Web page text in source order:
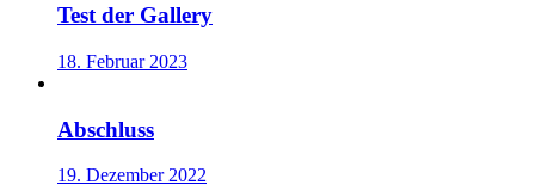
Test der Gallery
18. Februar 2023
Abschluss
19. Dezember 2022